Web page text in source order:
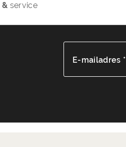
& service
E-mailadres *